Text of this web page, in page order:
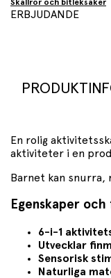
Skallror och bitleksaker
ERBJUDANDE
En rolig
aktiviteter i en
Barnet kan snurra,
Egenskaper
6-i-1
Utvecklar
Sensorisk
Naturliga